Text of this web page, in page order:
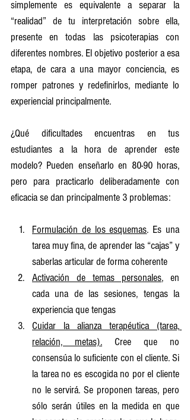
simplemente es equivalente a separar la
“realidad” de tu interpretación sobre ella,
presente en todas las psicoterapias con
diferentes nombres. El objetivo posterior a esa
etapa, de cara a una mayor conciencia, es
romper patrones y redefinirlos, mediante lo
experiencial principalmente.
¿Qué dificultades encuentras en tus
estudiantes a la hora de aprender este
modelo? Pueden enseñarlo en 80-90 horas,
pero para practicarlo deliberadamente con
eficacia se dan principalmente 3 problemas:
Formulación de los esquemas. Es una
tarea muy fina, de aprender las “cajas” y
saberlas articular de forma coherente
Activación de temas personales, en
cada una de las sesiones, tengas la
experiencia que tengas
Cuidar la alianza terapéutica (tarea,
relación, metas). Cree que no
consensúa lo suficiente con el cliente. Si
la tarea no es escogida no por el cliente
no le servirá. Se proponen tareas, pero
sólo serán útiles en la medida en que